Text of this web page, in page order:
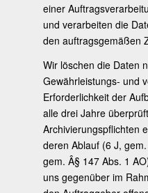
einer
und verarbeiten die
den auftragsgemäßen
Wir löschen die Daten
Gewährleistungs- und
Erforderlichkeit der
alle drei Jahre
Archivierungspflichten
deren Ablauf (6 J,
gem. Â§ 147 Abs. 1
uns gegenüber im